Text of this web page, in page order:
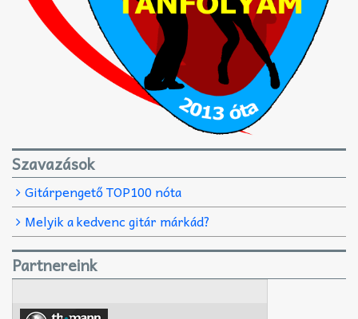
Szavazások
Gitárpengető TOP100 nóta
Melyik a kedvenc gitár márkád?
Partnereink